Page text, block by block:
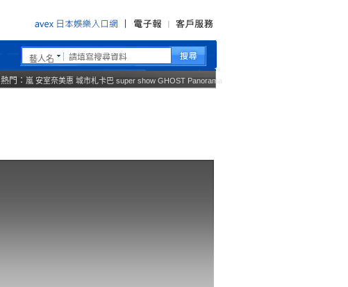
藝人名
熱門： 嵐 安室奈美惠 城市札卡巴 super show GHOST Panorama